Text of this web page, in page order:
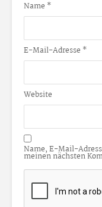
Name *
E-Mail-Adresse *
Website
Name, E-Mail-
meinen nächsten